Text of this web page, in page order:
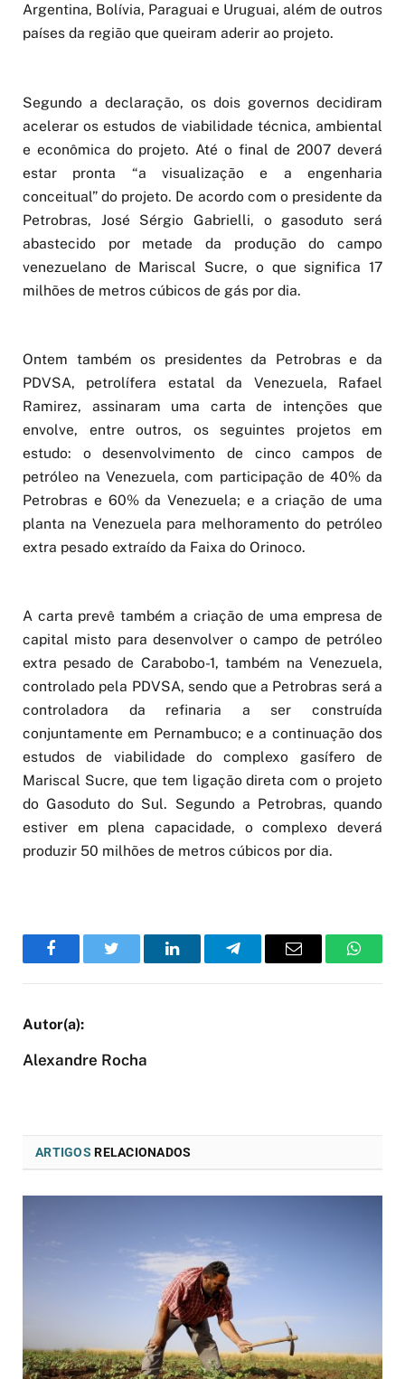
Argentina, Bolívia, Paraguai e Uruguai, além de outros
países da região que queiram aderir ao projeto.
Segundo a declaração, os dois governos decidiram
acelerar os estudos de viabilidade técnica, ambiental
e econômica do projeto. Até o final de 2007 deverá
estar pronta “a visualização e a engenharia
conceitual” do projeto. De acordo com o presidente da
Petrobras, José Sérgio Gabrielli, o gasoduto será
abastecido por metade da produção do campo
venezuelano de Mariscal Sucre, o que significa 17
milhões de metros cúbicos de gás por dia.
Ontem também os presidentes da Petrobras e da
PDVSA, petrolífera estatal da Venezuela, Rafael
Ramirez, assinaram uma carta de intenções que
envolve, entre outros, os seguintes projetos em
estudo: o desenvolvimento de cinco campos de
petróleo na Venezuela, com participação de 40% da
Petrobras e 60% da Venezuela; e a criação de uma
planta na Venezuela para melhoramento do petróleo
extra pesado extraído da Faixa do Orinoco.
A carta prevê também a criação de uma empresa de
capital misto para desenvolver o campo de petróleo
extra pesado de Carabobo-1, também na Venezuela,
controlado pela PDVSA, sendo que a Petrobras será a
controladora da refinaria a ser construída
conjuntamente em Pernambuco; e a continuação dos
estudos de viabilidade do complexo gasífero de
Mariscal Sucre, que tem ligação direta com o projeto
do Gasoduto do Sul. Segundo a Petrobras, quando
estiver em plena capacidade, o complexo deverá
produzir 50 milhões de metros cúbicos por dia.
FacebookTwitter LinkedInTelegramEmail
Alexandre Rocha
ARTIGOS RELACIONADOS